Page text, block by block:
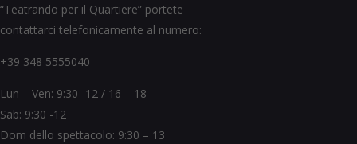
“Teatrando per il Quartiere” portete
contattarci telefonicamente al numero:
+39 348 5555040
Lun – Ven: 9:30 -12 / 16 – 18
Sab: 9:30 -12
Dom dello spettacolo: 9:30 – 13